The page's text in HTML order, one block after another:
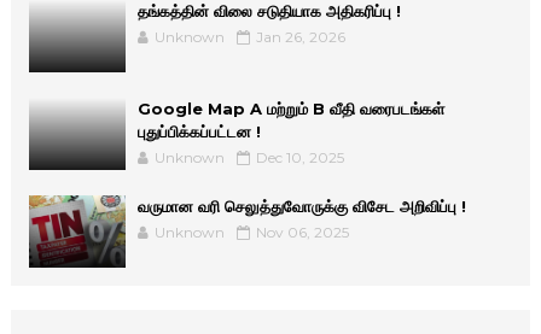
தங்கத்தின் விலை சடுதியாக அதிகரிப்பு !
Unknown Jan 26, 2026
Google Map A மற்றும் B வீதி வரைபடங்கள்
புதுப்பிக்கப்பட்டன !
Unknown Dec 10, 2025
வருமான வரி செலுத்துவோருக்கு விசேட அறிவிப்பு !
Unknown Nov 06, 2025